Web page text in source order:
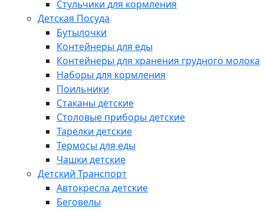
Стульчики для кормления
Детская Посуда
Бутылочки
Контейнеры для еды
Контейнеры для хранения грудного молока
Наборы для кормления
Поильники
Стаканы детские
Столовые приборы детские
Тарелки детские
Термосы для еды
Чашки детские
Детский Транспорт
Автокресла детские
Беговелы